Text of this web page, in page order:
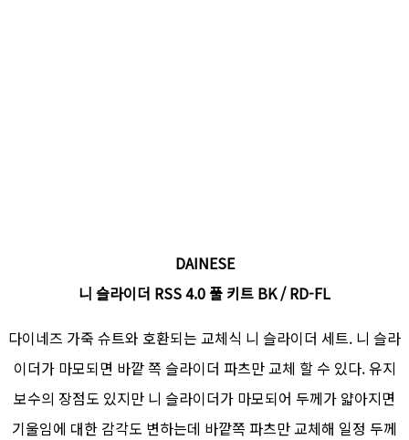
DAINESE
니 슬라이더 RSS 4.0 풀 키트 BK / RD-FL
다이네즈 가죽 슈트와 호환되는 교체식 니 슬라이더 세트. 니 슬라
이더가 마모되면 바깥 쪽 슬라이더 파츠만 교체 할 수 있다. 유지
보수의 장점도 있지만 니 슬라이더가 마모되어 두께가 얇아지면
기울임에 대한 감각도 변하는데 바깥쪽 파츠만 교체해 일정 두께